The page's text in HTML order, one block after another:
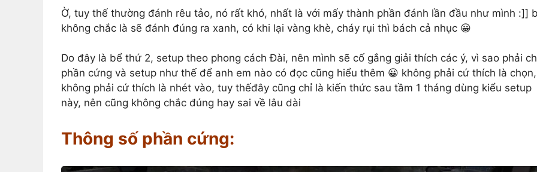
Ờ, tuy thế thường đánh rêu tảo, nó rất khó, nhất là với mấy thành phần đánh lần đầu như mình :]]
không chắc là sẽ đánh đúng ra xanh, có khi lại vàng khè, cháy rụi thì bách cả nhục 😀
Do đây là bể thứ 2, setup theo phong cách Đài, nên mình sẽ cố gắng giải thích các ý, vì sao phải
phần cứng và setup như thế để anh em nào có đọc cũng hiểu thêm 😀 không phải cứ thích là chọn,
không phải cứ thích là nhét vào, tuy thếđây cũng chỉ là kiến thức sau tầm 1 tháng dùng kiểu setup
này, nên cũng không chắc đúng hay sai về lâu dài
Thông số phần cứng: